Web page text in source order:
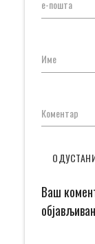
е-пошта
Име
Коментар
Ваш